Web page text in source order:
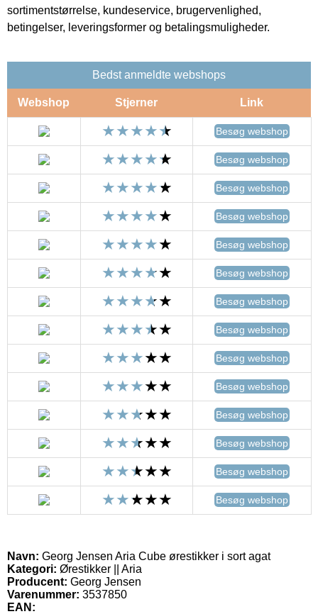
sortimentstørrelse, kundeservice, brugervenlighed,
betingelser, leveringsformer og betalingsmuligheder.
Bedst anmeldte webshops
Webshop Stjerner Link
Besøg webshop
Besøg webshop
Besøg webshop
Besøg webshop
Besøg webshop
Besøg webshop
Besøg webshop
Besøg webshop
Besøg webshop
Besøg webshop
Besøg webshop
Besøg webshop
Besøg webshop
Besøg webshop
Navn: Georg Jensen Aria Cube ørestikker i sort agat
Kategori: Ørestikker || Aria
Producent: Georg Jensen
Varenummer: 3537850
EAN: